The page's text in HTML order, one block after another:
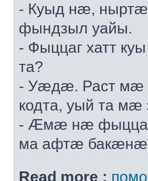
- Куыд нæ,
фындзыл уайы.
- Фыццаг хатт
та?
- Уæдæ. Раст мæ
кодта, уый та
- Æмæ нæ
ма афтæ
Read more :